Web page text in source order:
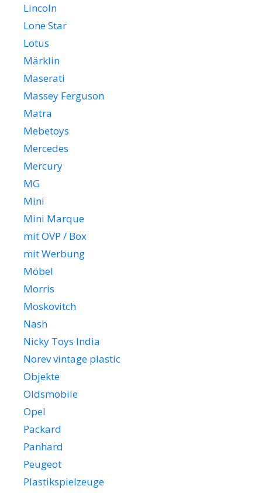
Lincoln
Lone Star
Lotus
Märklin
Maserati
Massey Ferguson
Matra
Mebetoys
Mercedes
Mercury
MG
Mini
Mini Marque
mit OVP / Box
mit Werbung
Möbel
Morris
Moskovitch
Nash
Nicky Toys India
Norev vintage plastic
Objekte
Oldsmobile
Opel
Packard
Panhard
Peugeot
Plastikspielzeuge